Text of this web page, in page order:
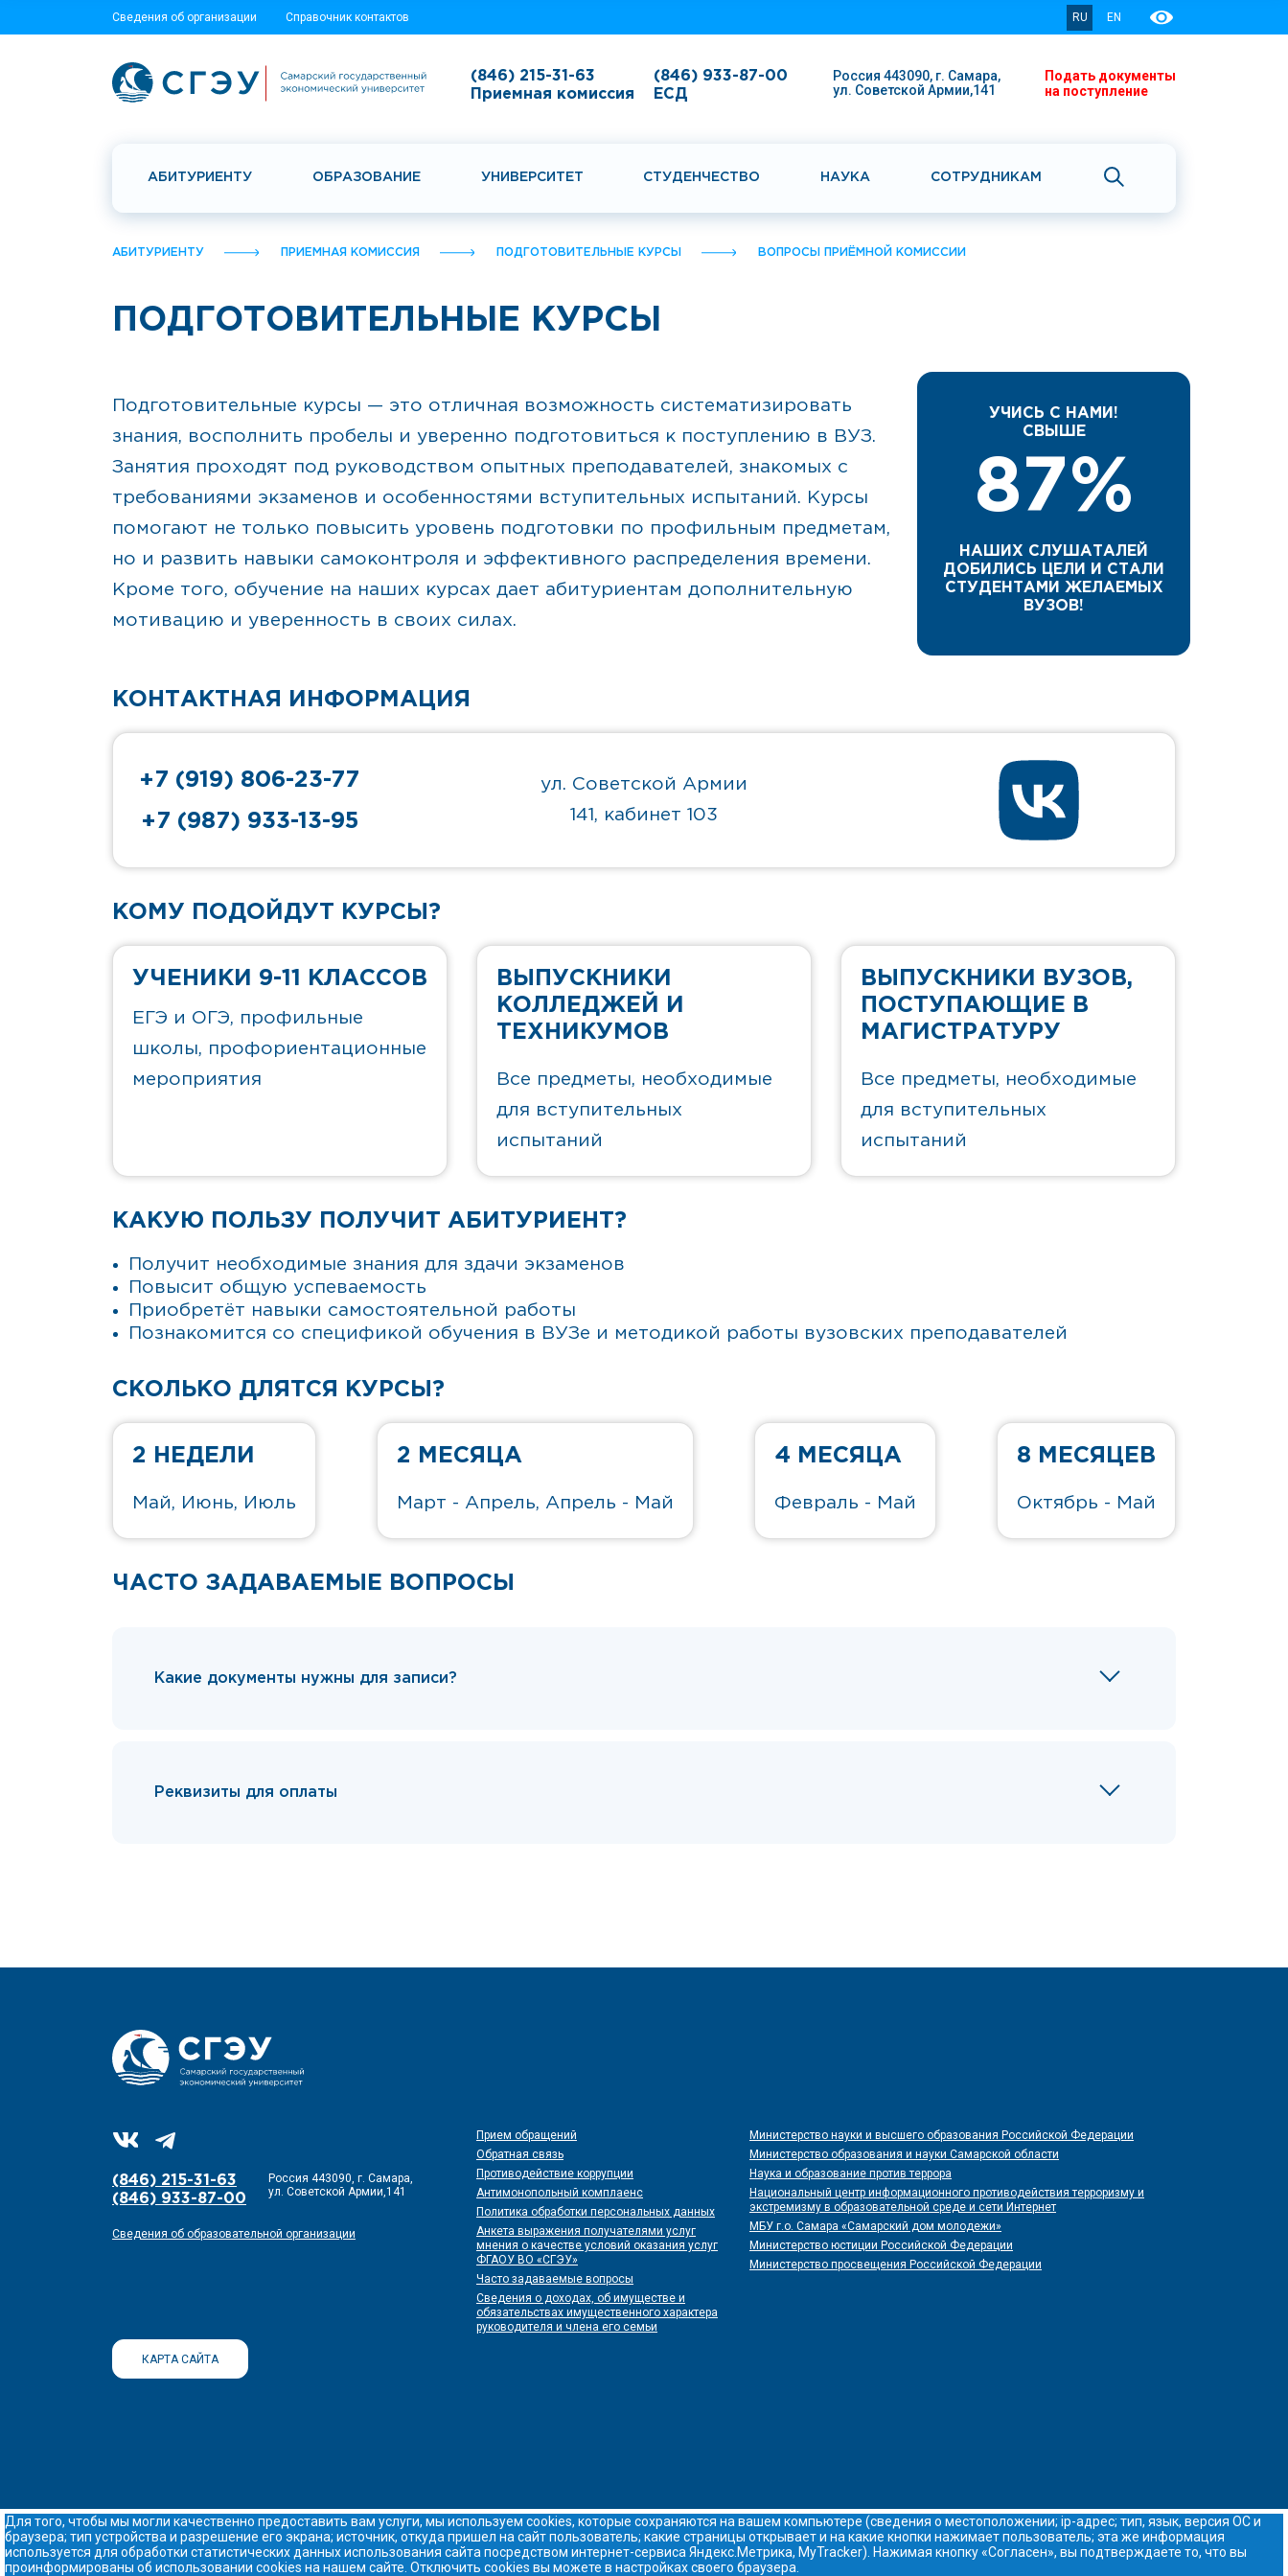
Сведения об организации Справочник контактов RU EN
(846) 215-31-63
Приемная комиссия
(846) 933-87-00
ЕСД
Россия 443090, г. Самара,
ул. Советской Армии,141
Подать документы
на поступление
АБИТУРИЕНТУ ОБРАЗОВАНИЕ УНИВЕРСИТЕТ СТУДЕНЧЕСТВО НАУКА СОТРУДНИКАМ
АБИТУРИЕНТУ ПРИЕМНАЯ КОМИССИЯ ПОДГОТОВИТЕЛЬНЫЕ КУРСЫ ВОПРОСЫ ПРИЁМНОЙ КОМИССИИ
ПОДГОТОВИТЕЛЬНЫЕ КУРСЫ
Подготовительные курсы — это отличная возможность систематизировать
знания, восполнить пробелы и уверенно подготовиться к поступлению в ВУЗ.
Занятия проходят под руководством опытных преподавателей, знакомых с
требованиями экзаменов и особенностями вступительных испытаний. Курсы
помогают не только повысить уровень подготовки по профильным предметам,
но и развить навыки самоконтроля и эффективного распределения времени.
Кроме того, обучение на наших курсах дает абитуриентам дополнительную
мотивацию и уверенность в своих силах.
УЧИСЬ С НАМИ!
СВЫШЕ
87%
НАШИХ СЛУШАТАЛЕЙ
ДОБИЛИСЬ ЦЕЛИ И СТАЛИ
СТУДЕНТАМИ ЖЕЛАЕМЫХ
ВУЗОВ!
КОНТАКТНАЯ ИНФОРМАЦИЯ
+7 (919) 806-23-77
+7 (987) 933-13-95
ул. Советской Армии
141, кабинет 103
КОМУ ПОДОЙДУТ КУРСЫ?
УЧЕНИКИ 9-11 КЛАССОВ
ЕГЭ и ОГЭ, профильные
школы, профориентационные
мероприятия
ВЫПУСКНИКИ
КОЛЛЕДЖЕЙ И
ТЕХНИКУМОВ
Все предметы, необходимые
для вступительных
испытаний
ВЫПУСКНИКИ ВУЗОВ,
ПОСТУПАЮЩИЕ В
МАГИСТРАТУРУ
Все предметы, необходимые
для вступительных
испытаний
КАКУЮ ПОЛЬЗУ ПОЛУЧИТ АБИТУРИЕНТ?
Получит необходимые знания для здачи экзаменов
Повысит общую успеваемость
Приобретёт навыки самостоятельной работы
Познакомится со спецификой обучения в ВУЗе и методикой работы вузовских преподавателей
СКОЛЬКО ДЛЯТСЯ КУРСЫ?
2 НЕДЕЛИ
Май, Июнь, Июль
2 МЕСЯЦА
Март - Апрель, Апрель - Май
4 МЕСЯЦА
Февраль - Май
8 МЕСЯЦЕВ
Октябрь - Май
ЧАСТО ЗАДАВАЕМЫЕ ВОПРОСЫ
Какие документы нужны для записи?
Реквизиты для оплаты
(846) 215-31-63
(846) 933-87-00
Россия 443090, г. Самара,
ул. Советской Армии,141
Сведения об образовательной организации
Прием обращений
Обратная связь
Противодействие коррупции
Антимонопольный комплаенс
Политика обработки персональных данных
Анкета выражения получателями услуг
мнения о качестве условий оказания услуг
ФГАОУ ВО «СГЭУ»
Часто задаваемые вопросы
Сведения о доходах, об имуществе и
обязательствах имущественного характера
руководителя и члена его семьи
Министерство науки и высшего образования Российской Федерации
Министерство образования и науки Самарской области
Наука и образование против террора
Национальный центр информационного противодействия терроризму и
экстремизму в образовательной среде и сети Интернет
МБУ г.о. Самара «Самарский дом молодежи»
Министерство юстиции Российской Федерации
Министерство просвещения Российской Федерации
КАРТА САЙТА
Для того, чтобы мы могли качественно предоставить вам услуги, мы используем cookies, которые сохраняются на вашем компьютере (сведения о местоположении; ip-адрес; тип, язык, версия ОС и
браузера; тип устройства и разрешение его экрана; источник, откуда пришел на сайт пользователь; какие страницы открывает и на какие кнопки нажимает пользователь; эта же информация
используется для обработки статистических данных использования сайта посредством интернет-сервиса Яндекс.Метрика, MyTracker). Нажимая кнопку «Согласен», вы подтверждаете то, что вы
проинформированы об использовании cookies на нашем сайте. Отключить cookies вы можете в настройках своего браузера.